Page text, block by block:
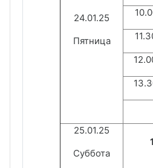
24.01.25
Пятница
25.01.25
Суббота